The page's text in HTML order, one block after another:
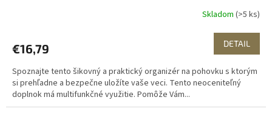
Skladom (>5 ks)
€16,79 DETAIL
Spoznajte tento šikovný a praktický organizér na pohovku s ktorým
si prehľadne a bezpečne uložíte vaše veci. Tento neoceniteľný
doplnok má multifunkčné využitie. Pomôže Vám...